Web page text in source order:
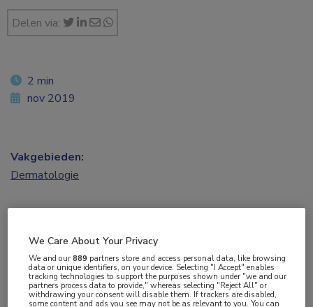
Delen via:
Een melanoom boven de nek zaait sneller uit dan
wanneer dat zich op andere plaatsen van het
2 min
nov 2019
Vakgebieden:
Dermatologie
We Care About Your Privacy
We and our889 partners store and access personal data, like browsing
data or unique identifiers, on your device. Selecting "I Accept" enables
tracking technologies to support the purposes shown under "we and our
partners process data to provide," whereas selecting "Reject All" or
withdrawing your consent will disable them. If trackers are disabled,
some content and ads you see may not be as relevant to you. You can